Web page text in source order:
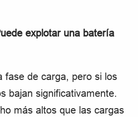
explotar una batería
fase de carga, pero si los
bajan significativamente.
más altos que las cargas